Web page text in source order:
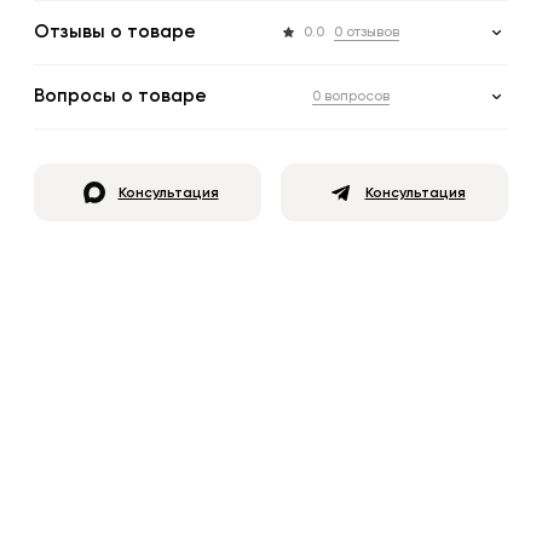
Отзывы о товаре 0.0 0 отзывов
Вопросы о товаре 0 вопросов
Консультация Консультация